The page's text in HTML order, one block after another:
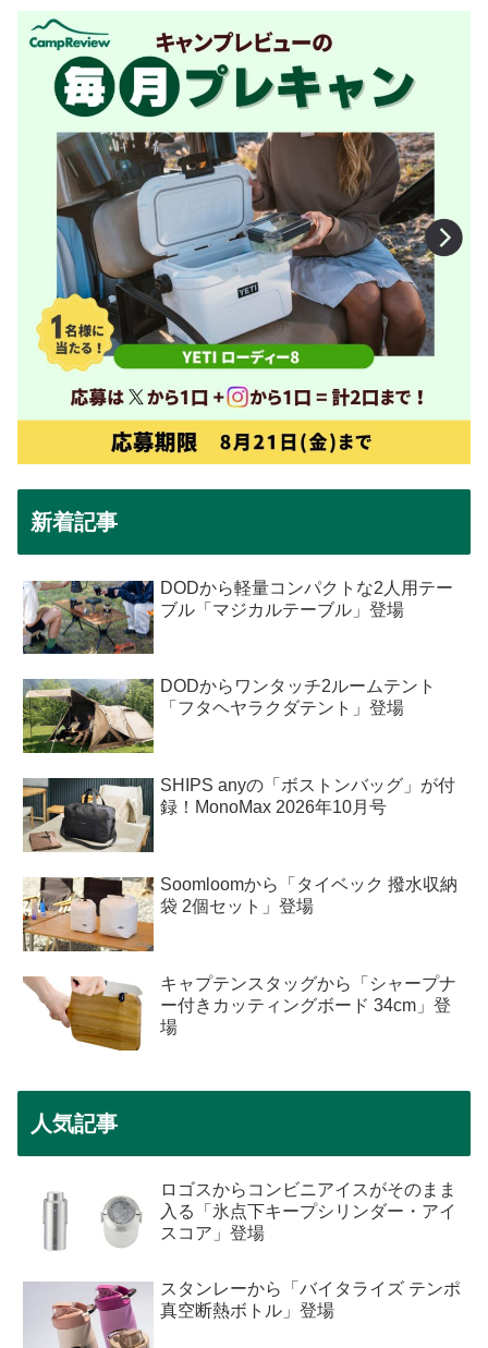
新着記事
DODから軽量コンパクトな2人用テー
ブル「マジカルテーブル」登場
DODからワンタッチ2ルームテント
「フタヘヤラクダテント」登場
SHIPS anyの「ボストンバッグ」が付
録！MonoMax 2026年10月号
Soomloomから「タイベック 撥水収納
袋 2個セット」登場
キャプテンスタッグから「シャープナ
ー付きカッティングボード 34cm」登
場
人気記事
ロゴスからコンビニアイスがそのまま
入る「氷点下キープシリンダー・アイ
スコア」登場
スタンレーから「バイタライズ テンポ
真空断熱ボトル」登場